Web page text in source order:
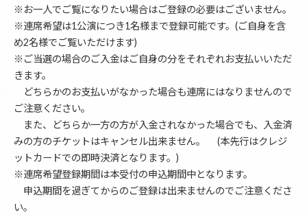
※お一人でご覧になりたい場合はご登録の必要はございません。
※連席希望は1公演につき1名様まで登録可能です。(ご自身を含
め2名様でご覧いただけます)
※ご当選の場合のご入金はご自身の分をそれぞれお支払いいただ
きます。
どちらかのお支払いがなかった場合も連席にはなりませんので
ご注意ください。
また、どちらか一方の方が入金されなかった場合でも、入金済
みの方のチケットはキャンセル出来ません。 (本先行はクレジ
ットカードでの即時決済となります。)
※連席希望登録期間は本受付の申込期間中となります。
申込期間を過ぎてからのご登録は出来ませんのでご注意くださ
い。